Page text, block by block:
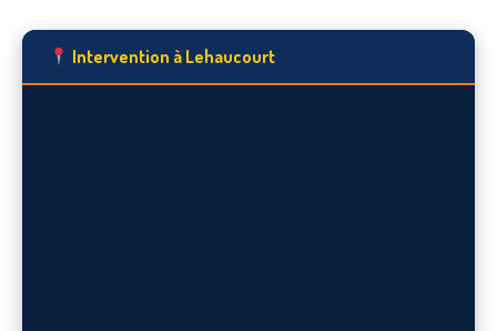
Intervention à Lehaucourt